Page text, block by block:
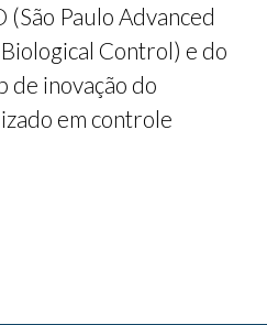
Paulo Advanced
Control) e do
de inovação do
em controle